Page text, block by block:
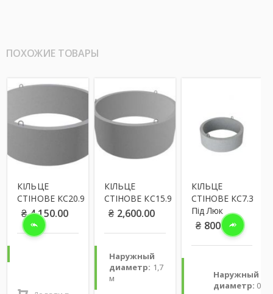
ПОХОЖИЕ ТОВАРЫ
КС20.9
4,150.00
КІЛЬЦЕ
СТІНОВЕ КС15.9
2,600.00
Наружный
диаметр:1,7
КІЛЬЦЕ
СТІНОВЕ КС7.3
Під Люк
800.00
Наружный
диаметр:0,7